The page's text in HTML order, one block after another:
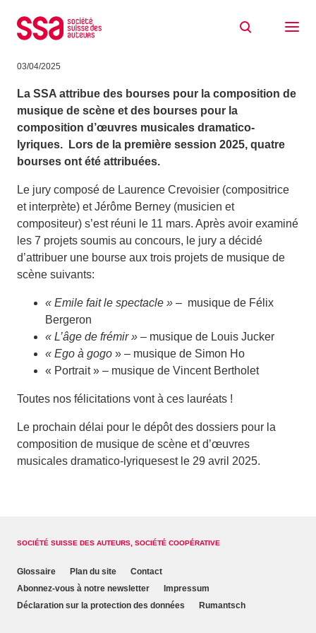
composition de musique de scène
03/04/2025
La SSA attribue des bourses pour la composition de
musique de scène et des bourses pour la
composition d’œuvres musicales dramatico-
lyriques. Lors de la première session 2025, quatre
bourses ont été attribuées.
Le jury composé de Laurence Crevoisier (compositrice
et interprète) et Jérôme Berney (musicien et
compositeur) s’est réuni le 11 mars. Après avoir examiné
les 7 projets soumis au concours, le jury a décidé
d’attribuer une bourse aux trois projets de musique de
scène suivants:
« Emile fait le spectacle » – musique de Félix
Bergeron
« L’âge de frémir » – musique de Louis Jucker
« Ego à gogo » – musique de Simon Ho
« Portrait » – musique de Vincent Bertholet
Toutes nos félicitations vont à ces lauréats !
Le prochain délai pour le dépôt des dossiers pour la
composition de musique de scène et d’œuvres
musicales dramatico-lyriquesest le 29 avril 2025.
SOCIÉTÉ SUISSE DES AUTEURS, SOCIÉTÉ COOPÉRATIVE
Glossaire Plan du site
Contact
Abonnez-vous à notre newsletter
Impressum
Déclaration sur la protection des données
Rumantsch